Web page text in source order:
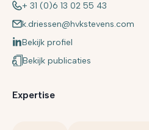
+ 31 (0)6 13 02 55 43
k.driessen@hvkstevens.com
Bekijk profiel
Bekijk publicaties
Expertise